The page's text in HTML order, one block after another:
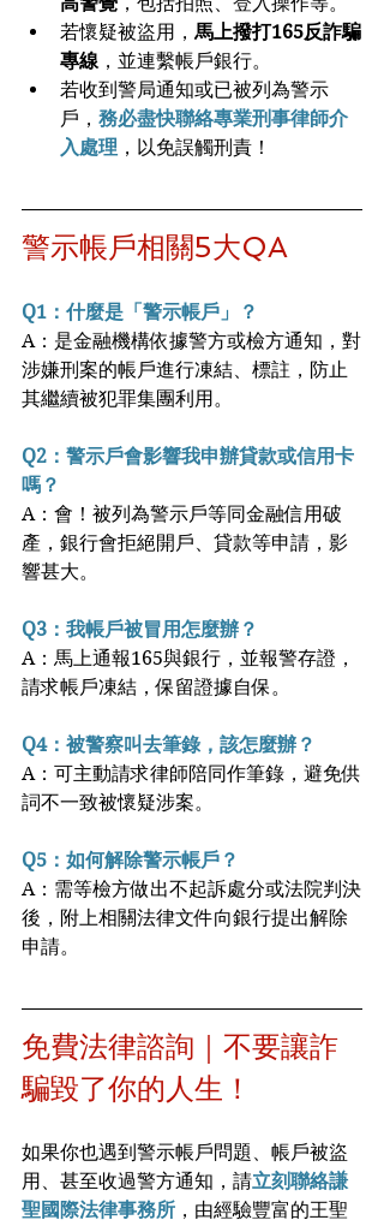
若懷疑被盜用， 馬上撥打165反詐騙
專線 ，並連繫帳戶銀行。
若收到警局通知或已被列為警示
戶， 務必盡快聯絡專業刑事律師介
入處理 ，以免誤觸刑責！
警示帳戶相關5大QA
Q1：什麼是「警示帳戶」？
A：是金融機構依據警方或檢方通知，對
涉嫌刑案的帳戶進行凍結、標註，防止
其繼續被犯罪集團利用。
Q2：警示戶會影響我申辦貸款或信用卡
嗎？
A：會！被列為警示戶等同金融信用破
產，銀行會拒絕開戶、貸款等申請，影
響甚大。
Q3：我帳戶被冒用怎麼辦？
A：馬上通報165與銀行，並報警存證，
請求帳戶凍結，保留證據自保。
Q4：被警察叫去筆錄，該怎麼辦？
A：可主動請求律師陪同作筆錄，避免供
詞不一致被懷疑涉案。
Q5：如何解除警示帳戶？
A：需等檢方做出不起訴處分或法院判決
後，附上相關法律文件向銀行提出解除
申請。
免費法律諮詢｜不要讓詐
騙毀了你的人生！
如果你也遇到警示帳戶問題、帳戶被盜
用、甚至收過警方通知，請立刻聯絡謙
聖國際法律事務所 ，由經驗豐富的王聖